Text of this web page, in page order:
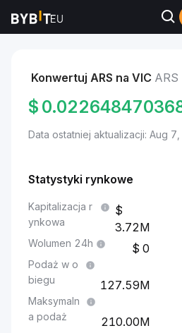
Rynki Cena Viction VIC ARS
Konwertuj ARS na VIC ARS
$
Data ostatniej aktualizacji: Aug
Statystyki rynkowe
Kapitalizacja r
ynkowa
3.72M
Wolumen 24h 0
Podaż w o
biegu
127.59M
Maksymaln
a podaż
210.00M